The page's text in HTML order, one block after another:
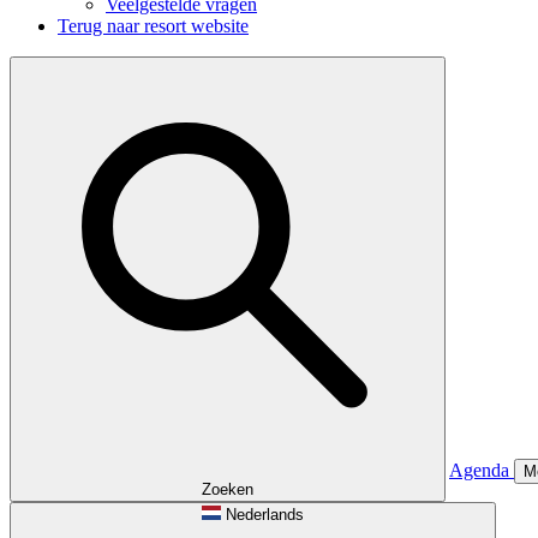
Terug naar resort website
Zoeken
Agenda
Nederlands